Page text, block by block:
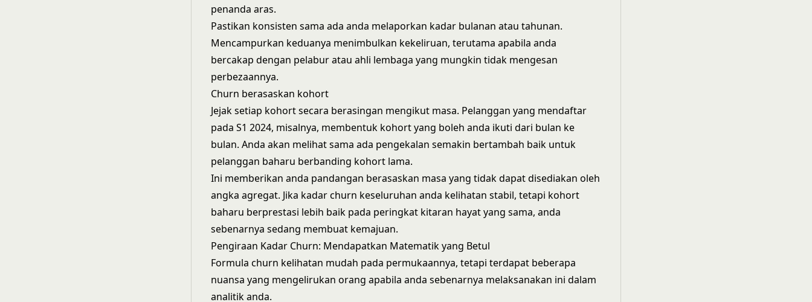
penanda aras.
Pastikan konsisten sama ada anda melaporkan kadar bulanan atau tahunan.
Mencampurkan keduanya menimbulkan kekeliruan, terutama apabila anda
bercakap dengan pelabur atau ahli lembaga yang mungkin tidak mengesan
perbezaannya.
Churn berasaskan kohort
Jejak setiap kohort secara berasingan mengikut masa. Pelanggan yang mendaftar
pada S1 2024, misalnya, membentuk kohort yang boleh anda ikuti dari bulan ke
bulan. Anda akan melihat sama ada pengekalan semakin bertambah baik untuk
pelanggan baharu berbanding kohort lama.
Ini memberikan anda pandangan berasaskan masa yang tidak dapat disediakan oleh
angka agregat. Jika kadar churn keseluruhan anda kelihatan stabil, tetapi kohort
baharu berprestasi lebih baik pada peringkat kitaran hayat yang sama, anda
sebenarnya sedang membuat kemajuan.
Pengiraan Kadar Churn: Mendapatkan Matematik yang Betul
Formula churn kelihatan mudah pada permukaannya, tetapi terdapat beberapa
nuansa yang mengelirukan orang apabila anda sebenarnya melaksanakan ini dalam
analitik anda.